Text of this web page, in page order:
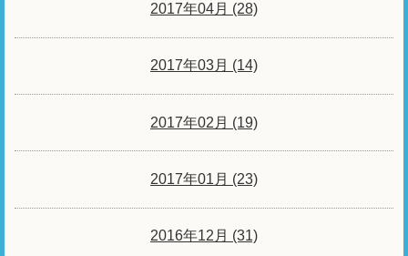
2017年04月 (28)
2017年03月 (14)
2017年02月 (19)
2017年01月 (23)
2016年12月 (31)